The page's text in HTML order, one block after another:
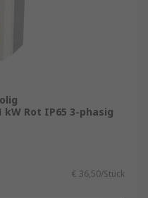
Rot IP65 3-phasig
€ 36,50/Stück